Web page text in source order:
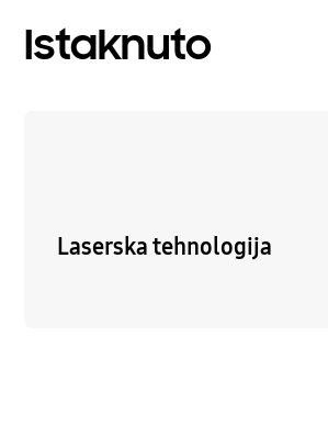
Istaknuto
Laserska tehnologija